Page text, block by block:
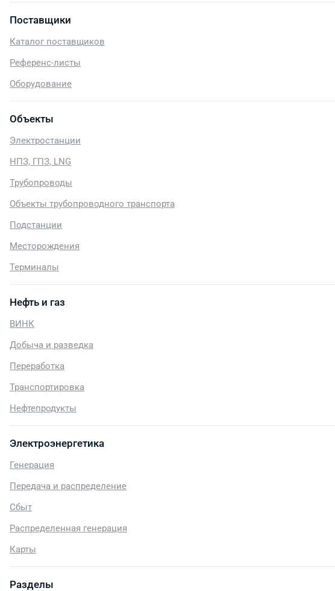
Поставщики
Каталог поставщиков
Референс-листы
Оборудование
Объекты
Электростанции
НПЗ, ГПЗ, LNG
Трубопроводы
Объекты трубопроводного транспорта
Подстанции
Месторождения
Терминалы
Нефть и газ
ВИНК
Добыча и разведка
Переработка
Транспортировка
Нефтепродукты
Электроэнергетика
Генерация
Передача и распределение
Сбыт
Распределенная генерация
Карты
Разделы